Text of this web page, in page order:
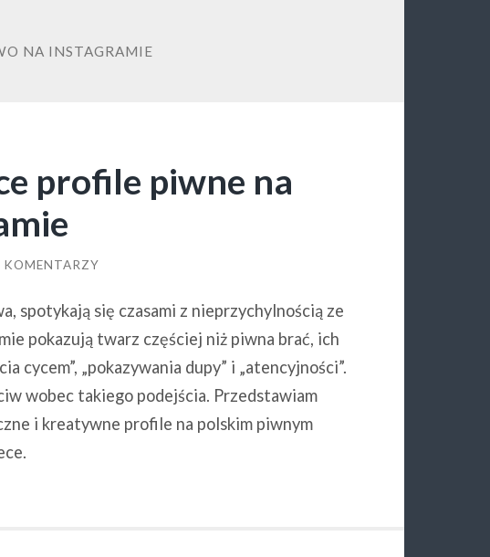
NA INSTAGRAMIE
profile piwne na
KOMENTARZY
spotykają się czasami z nieprzychylnością ze
pokazują twarz częściej niż piwna brać, ich
cycem”, „pokazywania dupy” i „atencyjności”.
wobec takiego podejścia. Przedstawiam
i kreatywne profile na polskim piwnym